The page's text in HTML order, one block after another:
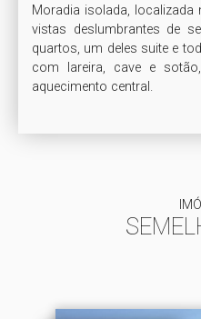
Moradia isolada, localizada
vistas deslumbrantes de
quartos, um deles suite e
com lareira, cave e
aquecimento central.